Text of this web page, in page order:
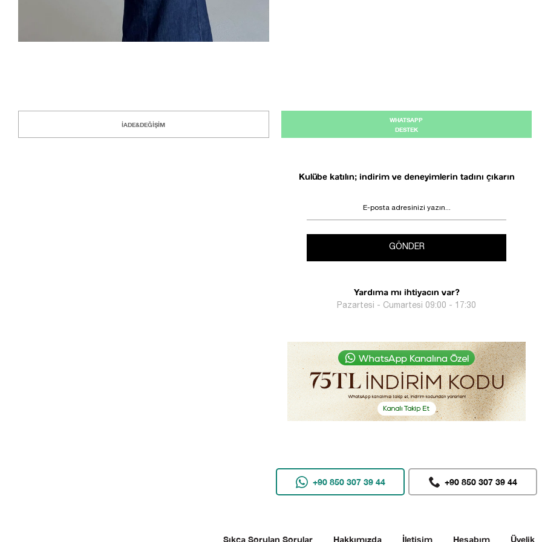
İADE&DEĞİŞİM
WHATSAPP
DESTEK
Kulübe katılın; indirim ve deneyimlerin tadını çıkarın
GÖNDER
Yardıma mı ihtiyacın var?
Pazartesi - Cumartesi 09:00 - 17:30
+90 850 307 39 44 +90 850 307 39 44
Sıkça Sorulan Sorular Hakkımızda İletişim Hesabım Üyelik